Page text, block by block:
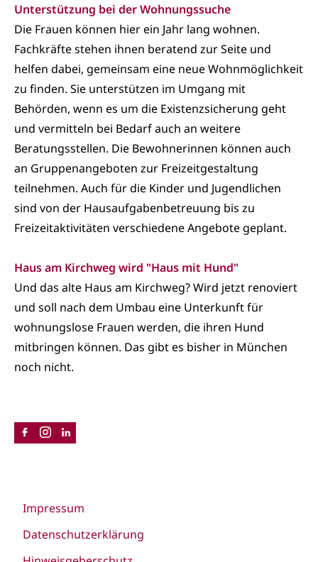
Unterstützung bei der Wohnungssuche
Die Frauen können hier ein Jahr lang wohnen.
Fachkräfte stehen ihnen beratend zur Seite und
helfen dabei, gemeinsam eine neue Wohnmöglichkeit
zu finden. Sie unterstützen im Umgang mit
Behörden, wenn es um die Existenzsicherung geht
und vermitteln bei Bedarf auch an weitere
Beratungsstellen. Die Bewohnerinnen können auch
an Gruppenangeboten zur Freizeitgestaltung
teilnehmen. Auch für die Kinder und Jugendlichen
sind von der Hausaufgabenbetreuung bis zu
Freizeitaktivitäten verschiedene Angebote geplant.
Haus am Kirchweg wird "Haus mit Hund"
Und das alte Haus am Kirchweg? Wird jetzt renoviert
und soll nach dem Umbau eine Unterkunft für
wohnungslose Frauen werden, die ihren Hund
mitbringen können. Das gibt es bisher in München
noch nicht.
Impressum
Datenschutzerklärung